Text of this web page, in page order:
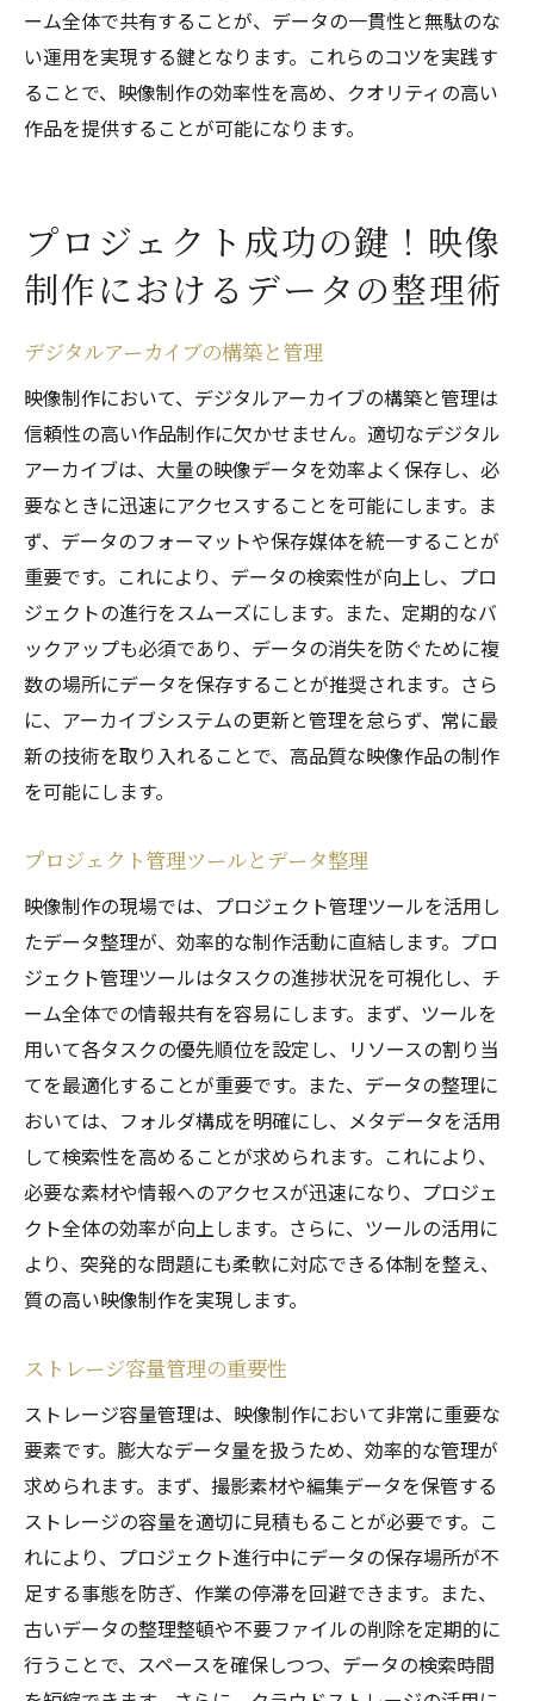
ーム全体で共有することが、データの一貫性と無駄のな
い運用を実現する鍵となります。これらのコツを実践す
ることで、映像制作の効率性を高め、クオリティの高い
作品を提供することが可能になります。
プロジェクト成功の鍵！映像
制作におけるデータの整理術
デジタルアーカイブの構築と管理
映像制作において、デジタルアーカイブの構築と管理は
信頼性の高い作品制作に欠かせません。適切なデジタル
アーカイブは、大量の映像データを効率よく保存し、必
要なときに迅速にアクセスすることを可能にします。ま
ず、データのフォーマットや保存媒体を統一することが
重要です。これにより、データの検索性が向上し、プロ
ジェクトの進行をスムーズにします。また、定期的なバ
ックアップも必須であり、データの消失を防ぐために複
数の場所にデータを保存することが推奨されます。さら
に、アーカイブシステムの更新と管理を怠らず、常に最
新の技術を取り入れることで、高品質な映像作品の制作
を可能にします。
プロジェクト管理ツールとデータ整理
映像制作の現場では、プロジェクト管理ツールを活用し
たデータ整理が、効率的な制作活動に直結します。プロ
ジェクト管理ツールはタスクの進捗状況を可視化し、チ
ーム全体での情報共有を容易にします。まず、ツールを
用いて各タスクの優先順位を設定し、リソースの割り当
てを最適化することが重要です。また、データの整理に
おいては、フォルダ構成を明確にし、メタデータを活用
して検索性を高めることが求められます。これにより、
必要な素材や情報へのアクセスが迅速になり、プロジェ
クト全体の効率が向上します。さらに、ツールの活用に
より、突発的な問題にも柔軟に対応できる体制を整え、
質の高い映像制作を実現します。
ストレージ容量管理の重要性
ストレージ容量管理は、映像制作において非常に重要な
要素です。膨大なデータ量を扱うため、効率的な管理が
求められます。まず、撮影素材や編集データを保管する
ストレージの容量を適切に見積もることが必要です。こ
れにより、プロジェクト進行中にデータの保存場所が不
足する事態を防ぎ、作業の停滞を回避できます。また、
古いデータの整理整頓や不要ファイルの削除を定期的に
行うことで、スペースを確保しつつ、データの検索時間